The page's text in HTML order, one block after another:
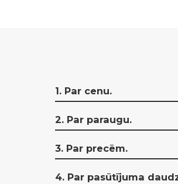
1. Par cenu.
2. Par paraugu.
3. Par precēm.
4. Par pasūtījuma